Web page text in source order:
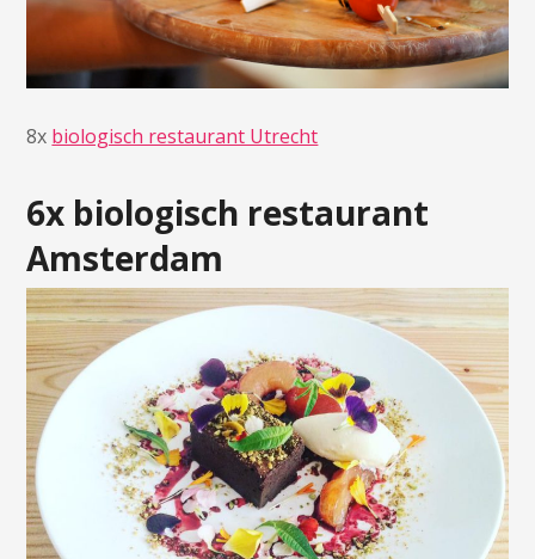
8x biologisch restaurant Utrecht
6x biologisch restaurant
Amsterdam